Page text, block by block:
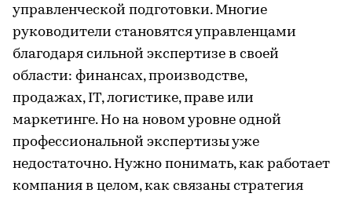
управленческой подготовки. Многие
руководители становятся управленцами
благодаря сильной экспертизе в своей
области: финансах, производстве,
продажах, IT, логистике, праве или
маркетинге. Но на новом уровне одной
профессиональной экспертизы уже
недостаточно. Нужно понимать, как работает
компания в целом, как связаны стратегия